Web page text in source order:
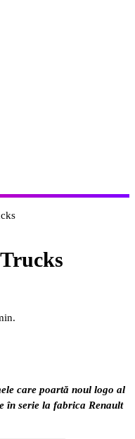
care poartă noul logo al
în serie la fabrica Renault